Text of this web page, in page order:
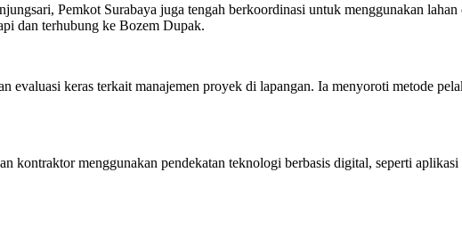
Pemkot Surabaya juga tengah berkoordinasi untuk menggunakan
dan terhubung ke Bozem Dupak.
keras terkait manajemen proyek di lapangan. Ia menyoroti metode
menggunakan pendekatan teknologi berbasis digital, seperti